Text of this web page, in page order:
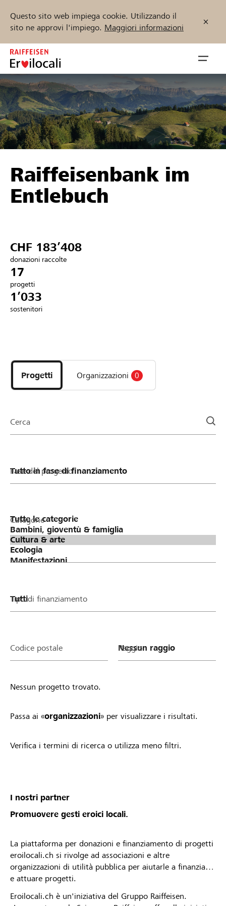
Questo sito web impiega cookie. Utilizzando il
sito ne approvi l'impiego. Maggiori informazioni
Zum
Inhalt
springen
öffnen
Sostenere
Aiuto & supporto
Collegarsi
Trova progetti e organizzazioni
Inizia ora
DE FR IT
Raiffeisenbank im
Entlebuch
CHF 183’408
donazioni raccolte
17
progetti
1’033
sostenitori
i
progetti
e
della
Progetti Organizzazioni 0
Cerca
Fase del progetto
Categorie
Tipo di finanziamento
Codice postale Raggio
Nessun progetto trovato.
Passa ai «organizzazioni» per visualizzare i risultati.
Verifica i termini di ricerca o utilizza meno filtri.
I nostri partner
Promuovere gesti eroici locali.
La piattaforma per donazioni e finanziamento di progetti
eroilocali.ch si rivolge ad associazioni e altre
organizzazioni di utilità pubblica per aiutarle a finanziare
e attuare progetti.
Eroilocali.ch è un'iniziativa del Gruppo Raiffeisen.